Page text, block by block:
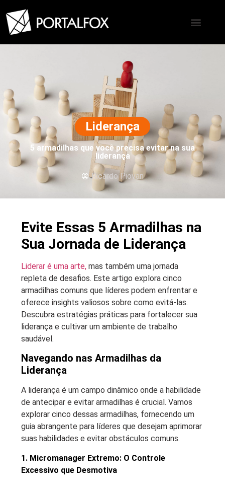
Liderança
5 armadilhas que você precisa evitar na sua
liderança
Ricardo Piovan
Evite Essas 5 Armadilhas na
Sua Jornada de Liderança
Liderar é uma arte, mas também uma jornada
repleta de desafios. Este artigo explora cinco
armadilhas comuns que líderes podem enfrentar e
oferece insights valiosos sobre como evitá-las.
Descubra estratégias práticas para fortalecer sua
liderança e cultivar um ambiente de trabalho
saudável.
Navegando nas Armadilhas da
Liderança
A liderança é um campo dinâmico onde a habilidade
de antecipar e evitar armadilhas é crucial. Vamos
explorar cinco dessas armadilhas, fornecendo um
guia abrangente para líderes que desejam aprimorar
suas habilidades e evitar obstáculos comuns.
1. Micromanager Extremo: O Controle
Excessivo que Desmotiva